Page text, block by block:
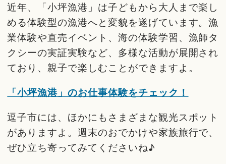
近年、「小坪漁港」は子どもから大人まで楽し
める体験型の漁港へと変貌を遂げています。漁
業体験や直売イベント、海の体験学習、漁師タ
クシーの実証実験など、多様な活動が展開され
ており、親子で楽しむことができますよ。
「小坪漁港」のお仕事体験をチェック！
逗子市には、ほかにもさまざまな観光スポット
がありますよ。週末のおでかけや家族旅行で、
ぜひ立ち寄ってみてくださいね♪